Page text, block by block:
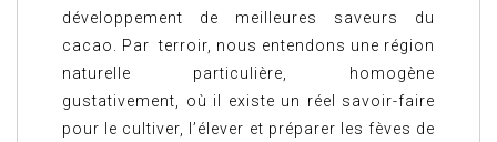
développement de meilleures saveurs du
cacao. Par terroir, nous entendons une région
naturelle particulière, homogène
gustativement, où il existe un réel savoir-faire
pour le cultiver, l’élever et préparer les fèves de